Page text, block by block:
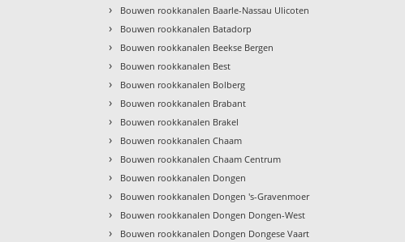
› Bouwen rookkanalen Baarle-Nassau Ulicoten
› Bouwen rookkanalen Batadorp
› Bouwen rookkanalen Beekse Bergen
› Bouwen rookkanalen Best
› Bouwen rookkanalen Bolberg
› Bouwen rookkanalen Brabant
› Bouwen rookkanalen Brakel
› Bouwen rookkanalen Chaam
› Bouwen rookkanalen Chaam Centrum
› Bouwen rookkanalen Dongen
› Bouwen rookkanalen Dongen 's-Gravenmoer
› Bouwen rookkanalen Dongen Dongen-West
› Bouwen rookkanalen Dongen Dongese Vaart